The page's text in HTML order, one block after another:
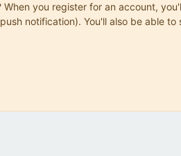
you register for an account,
notification). You'll also be able